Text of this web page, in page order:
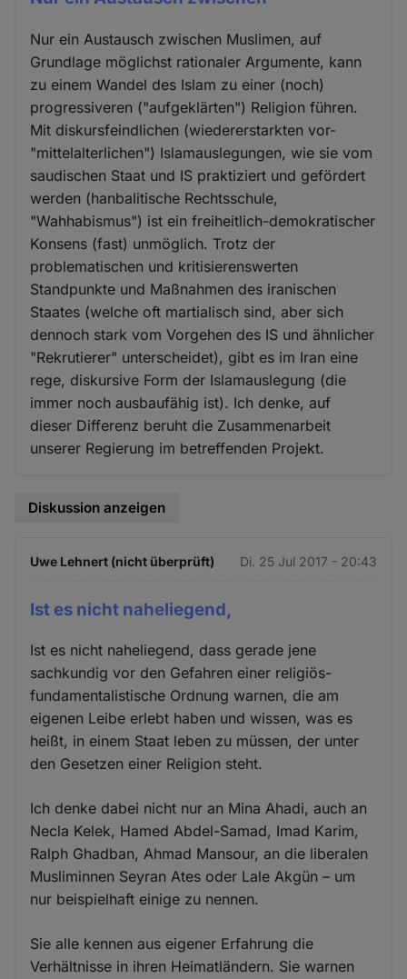
Nur ein Austausch zwischen Muslimen, auf
Grundlage möglichst rationaler Argumente, kann
zu einem Wandel des Islam zu einer (noch)
progressiveren ("aufgeklärten") Religion führen.
Mit diskursfeindlichen (wiedererstarkten vor-
"mittelalterlichen") Islamauslegungen, wie sie vom
saudischen Staat und IS praktiziert und gefördert
werden (hanbalitische Rechtsschule,
"Wahhabismus") ist ein freiheitlich-demokratischer
Konsens (fast) unmöglich. Trotz der
problematischen und kritisierenswerten
Standpunkte und Maßnahmen des iranischen
Staates (welche oft martialisch sind, aber sich
dennoch stark vom Vorgehen des IS und ähnlicher
"Rekrutierer" unterscheidet), gibt es im Iran eine
rege, diskursive Form der Islamauslegung (die
immer noch ausbaufähig ist). Ich denke, auf
dieser Differenz beruht die Zusammenarbeit
unserer Regierung im betreffenden Projekt.
Diskussion anzeigen
Uwe Lehnert (nicht überprüft) Di. 25 Jul 2017 - 20:43
Ist es nicht naheliegend,
Ist es nicht naheliegend, dass gerade jene
sachkundig vor den Gefahren einer religiös-
fundamentalistische Ordnung warnen, die am
eigenen Leibe erlebt haben und wissen, was es
heißt, in einem Staat leben zu müssen, der unter
den Gesetzen einer Religion steht.
Ich denke dabei nicht nur an Mina Ahadi, auch an
Necla Kelek, Hamed Abdel-Samad, Imad Karim,
Ralph Ghadban, Ahmad Mansour, an die liberalen
Musliminnen Seyran Ates oder Lale Akgün – um
nur beispielhaft einige zu nennen.
Sie alle kennen aus eigener Erfahrung die
Verhältnisse in ihren Heimatländern. Sie warnen